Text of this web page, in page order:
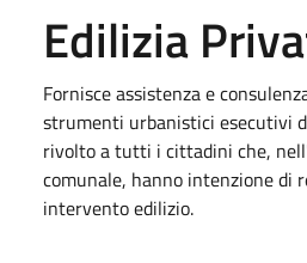
Edilizia
Fornisce assistenza e
strumenti urbanistici esecutivi
rivolto a tutti i cittadini che,
comunale, hanno intenzione di
intervento edilizio.